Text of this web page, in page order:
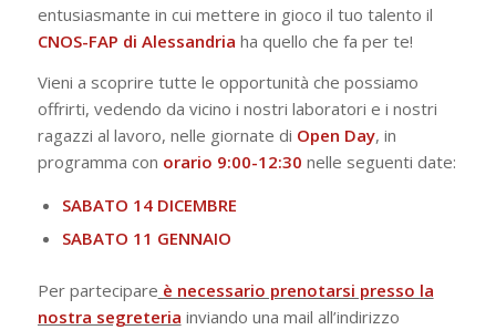
entusiasmante in cui mettere in gioco il tuo talento il
CNOS-FAP di Alessandria ha quello che fa per te!
Vieni a scoprire tutte le opportunità che possiamo
offrirti, vedendo da vicino i nostri laboratori e i nostri
ragazzi al lavoro, nelle giornate di Open Day, in
programma con orario 9:00-12:30 nelle seguenti date:
SABATO 14 DICEMBRE
SABATO 11 GENNAIO
Per partecipare è necessario prenotarsi presso la
nostra segreteria inviando una mail all’indirizzo